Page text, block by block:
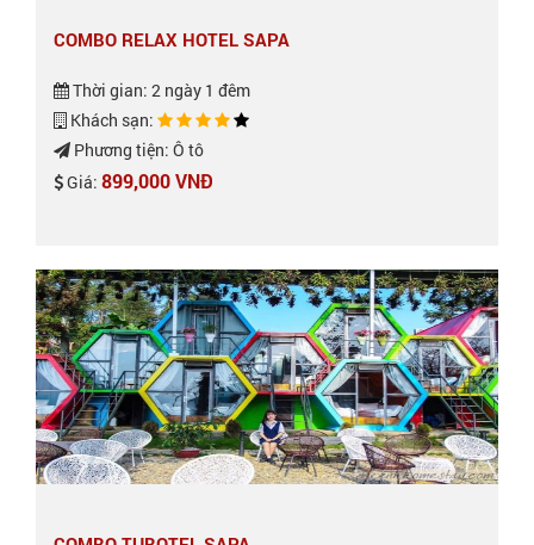
COMBO RELAX HOTEL SAPA
Thời gian: 2 ngày 1 đêm
Khách sạn:
Phương tiện: Ô tô
Giá: 899,000 VNĐ